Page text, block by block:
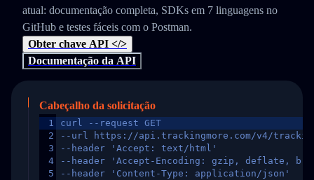
atual: documentação completa, SDKs em 7 linguagens no
GitHub e testes fáceis com o Postman.
Obter chave API </>
Documentação da API
Cabeçalho da solicitação
1
2
3
4
5
curl --request GET
--url https://api.trackingmore.com/v4/trackings/
--header 'Accept: text/html'
--header 'Accept-Encoding: gzip, deflate,
--header 'Content-Type: application/json'